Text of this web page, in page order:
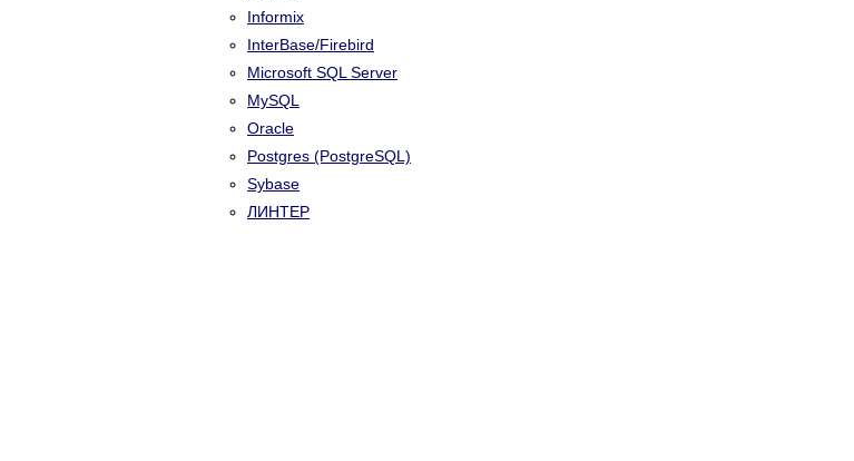
Informix
InterBase/Firebird
Microsoft SQL Server
MySQL
Oracle
Postgres (PostgreSQL)
Sybase
ЛИНТЕР